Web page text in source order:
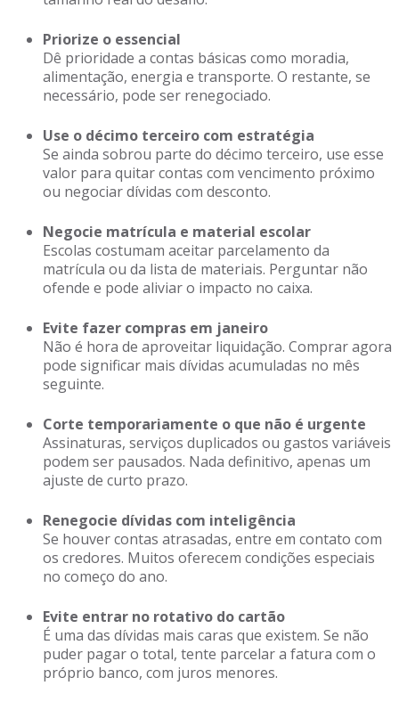
Priorize o essencial
Dê prioridade a contas básicas como moradia,
alimentação, energia e transporte. O restante, se
necessário, pode ser renegociado.
Use o décimo terceiro com estratégia
Se ainda sobrou parte do décimo terceiro, use esse
valor para quitar contas com vencimento próximo
ou negociar dívidas com desconto.
Negocie matrícula e material escolar
Escolas costumam aceitar parcelamento da
matrícula ou da lista de materiais. Perguntar não
ofende e pode aliviar o impacto no caixa.
Evite fazer compras em janeiro
Não é hora de aproveitar liquidação. Comprar agora
pode significar mais dívidas acumuladas no mês
seguinte.
Corte temporariamente o que não é urgente
Assinaturas, serviços duplicados ou gastos variáveis
podem ser pausados. Nada definitivo, apenas um
ajuste de curto prazo.
Renegocie dívidas com inteligência
Se houver contas atrasadas, entre em contato com
os credores. Muitos oferecem condições especiais
no começo do ano.
Evite entrar no rotativo do cartão
É uma das dívidas mais caras que existem. Se não
puder pagar o total, tente parcelar a fatura com o
próprio banco, com juros menores.